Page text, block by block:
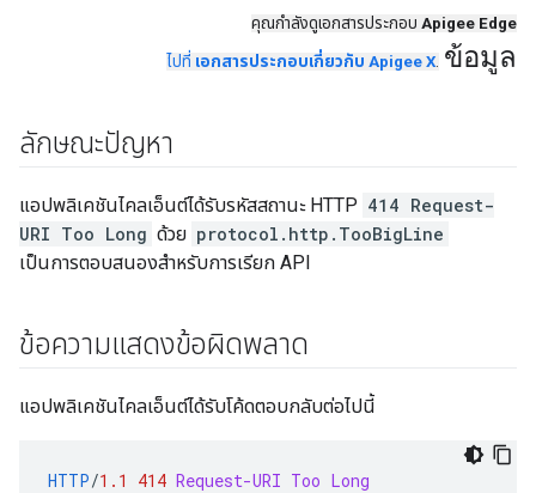
คุณกำลังดูเอกสารประกอบ Apigee Edge
ไปที่ เอกสารประกอบเกี่ยวกับ Apigee X. ข้อมูล
ลักษณะปัญหา
แอปพลิเคชันไคลเอ็นต์ได้รับรหัสสถานะ HTTP 414 Request-
URI Too Long ด้วย protocol.http.TooBigLine
เป็นการตอบสนองสำหรับการเรียก API
ข้อความแสดงข้อผิดพลาด
แอปพลิเคชันไคลเอ็นต์ได้รับโค้ดตอบกลับต่อไปนี้
HTTP/1.1 414 Request-URI Too Long